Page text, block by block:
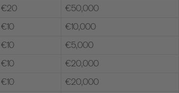
€20
€50,000
€10
€10,000
€10
€5,000
€10
€20,000
€10
€20,000